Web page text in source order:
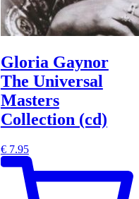
Gloria Gaynor
The Universal
Masters
Collection (cd)
€7.95